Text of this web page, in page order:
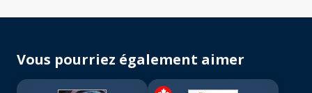
Vous pourriez également aimer